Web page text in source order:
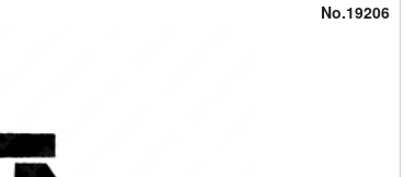
No.19206